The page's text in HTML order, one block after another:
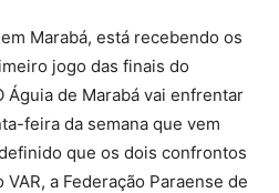
Marabá, está recebendo os
jogo das finais do
Águia de Marabá vai enfrentar
feira da semana que vem
que os dois confrontos
a Federação Paraense de